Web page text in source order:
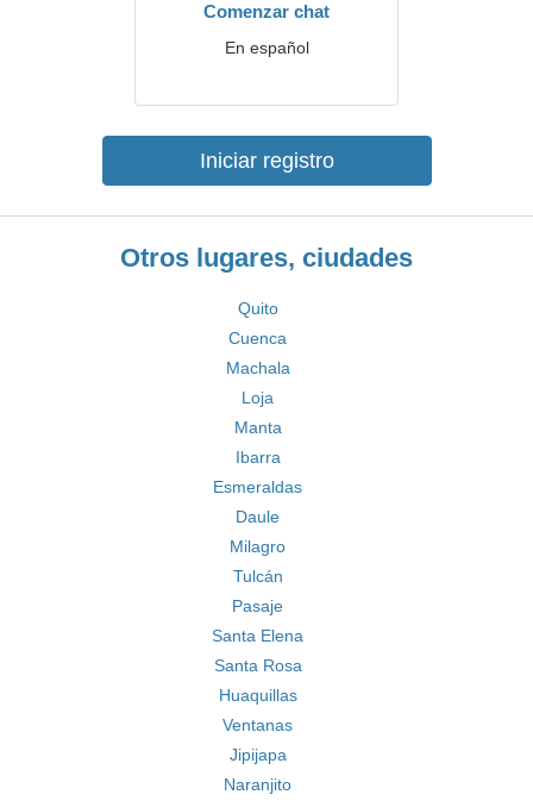
Comenzar chat
En español
Iniciar registro
Otros lugares, ciudades
Quito
Cuenca
Machala
Loja
Manta
Ibarra
Esmeraldas
Daule
Milagro
Tulcán
Pasaje
Santa Elena
Santa Rosa
Huaquillas
Ventanas
Jipijapa
Naranjito